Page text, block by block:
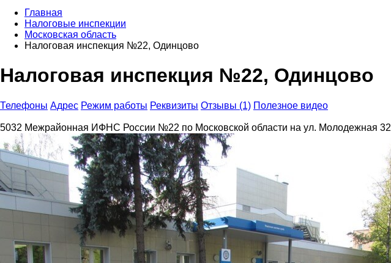
Главная
Налоговые инспекции
Московская область
Налоговая инспекция №22, Одинцово
Налоговая инспекция №22, Одинцово
Телефоны Адрес Режим работы Реквизиты Отзывы (1) Полезное видео
5032 Межрайонная ИФНС России №22 по Московской области на ул. Молодежная 32